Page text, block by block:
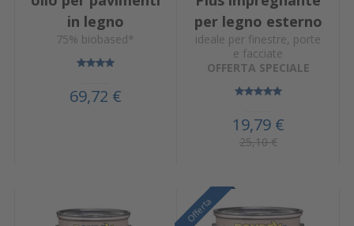
in legno
75% biobased*
69,72 €
per legno esterno
ideale per finestre, porte
e facciate
OFFERTA SPECIALE
19,79 €
25,10 €
Offerta
Offerta
Offerta